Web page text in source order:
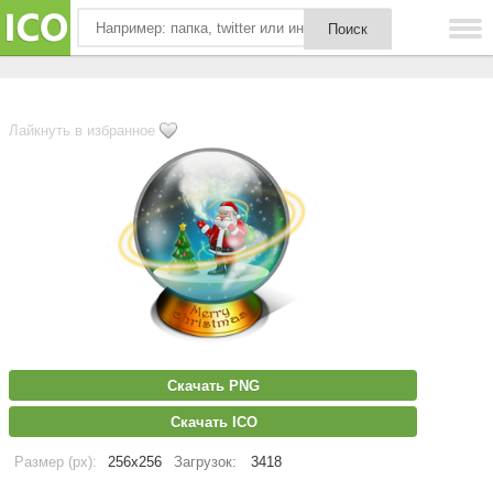
Лайкнуть в избранное
Скачать PNG
Скачать ICO
Размер (px): 256x256 Загрузок: 3418